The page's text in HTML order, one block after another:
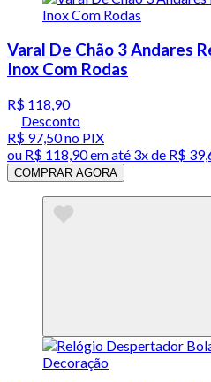
Varal De Chão 3 Andares
Inox Com Rodas
R$ 118,90
Desconto
R$ 97,50no PIX
ou R$ 118,90em até 3x de R$
COMPRAR AGORA